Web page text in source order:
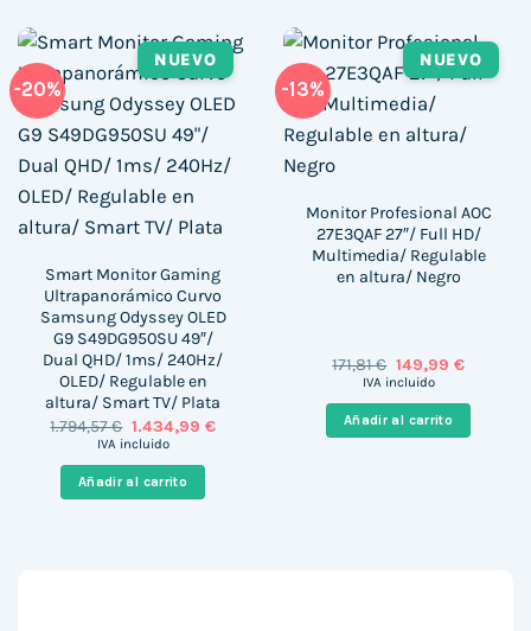
-20%
NUEVO
Smart Monitor Gaming
Ultrapanorámico Curvo
Samsung Odyssey OLED
G9 S49DG950SU 49″/
Dual QHD/ 1ms/ 240Hz/
OLED/ Regulable en
altura/ Smart TV/ Plata
1.794,57€ El
precio
era:
1.794,57 €.
1.434,99 €El
IVA incluido
Añadir al carrito
-13%
NUEVO
Monitor Profesional AOC
27E3QAF 27″/ Full HD/
Multimedia/ Regulable
en altura/ Negro
171,81€ El
precio
era:
171,81 €.
149,99 €El
es:
149,99 €.
IVA incluido
Añadir al carrito